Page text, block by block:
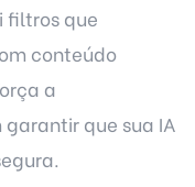
filtros que
conteúdo
a
que sua IA